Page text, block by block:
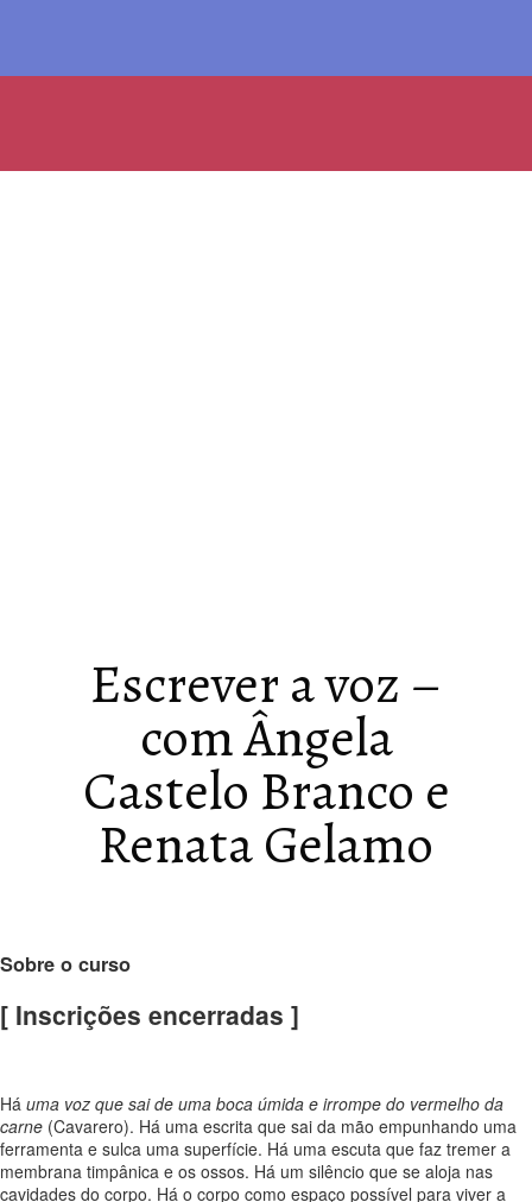
Escrever a voz –
com Ângela
Castelo Branco e
Renata Gelamo
Sobre o curso
[ Inscrições encerradas ]
Há uma voz que sai de uma boca úmida e irrompe do vermelho da
carne (Cavarero). Há uma escrita que sai da mão empunhando uma
ferramenta e sulca uma superfície. Há uma escuta que faz tremer a
membrana timpânica e os ossos. Há um silêncio que se aloja nas
cavidades do corpo. Há o corpo como espaço possível para viver a